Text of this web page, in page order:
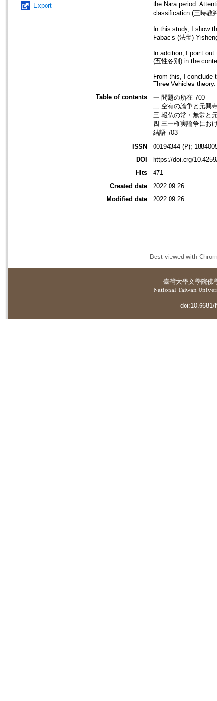
Export
the Nara period.
classification (三時教
In this study, I show
Fabao’s (法宝)
In addition, I point
(五性各別) in the
From this, I conclude
Three Vehicles theory.
Table of contents
一 問題の所在 700
二 空有の論争と元興
三 報仏の常・無常と
四 三一権実論争にお
結語 703
ISSN
00194344 (P);
DOI
https://doi.org/
Hits
471
Created date
2022.09.26
Modified date
2022.09.26
Best viewed with
臺灣大學文學院佛
National Taiwan
doi:10.6681/